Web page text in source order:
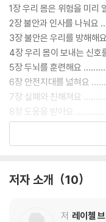
2024년 크리스마스를 앞두
림책 『조금만 기다려』가
에서 100년까지 지구상에
와 함께 보여 주며, 인생에
시간이 필요한지를 돌아보
들에게 천천히 살아가는 즐
여한 이번 공동 프로젝트의
습니다.
기술이 발달할수록 즉각적
[도서] 이안의 특별한 모험
2023 볼로냐 국제아동도
1장 우리 몸은 위험을 미
2장 불안과 인사를 나
3장 불안은 우리를 방
4장 우리 몸이 보내는
5장 두뇌를 훈련해
6장 안전지대를 넓혀
7장 실패와 친해져
8장 도움을 받아요
1분 동안 인간의 심장은
한 시간이면 올빼미는 먹이
저자 소개 10
저 레이첼